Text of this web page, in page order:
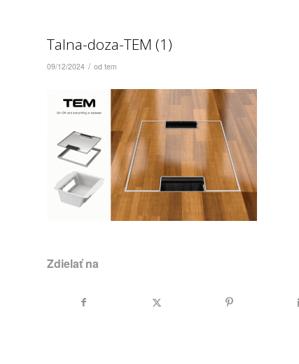
Talna-doza-TEM (1)
09/12/2024 / odtem
Zdielať na